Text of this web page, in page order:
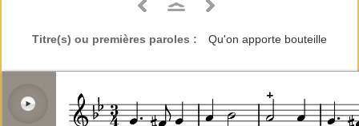
Titre(s) ou premières paroles : Qu'on apporte bouteille